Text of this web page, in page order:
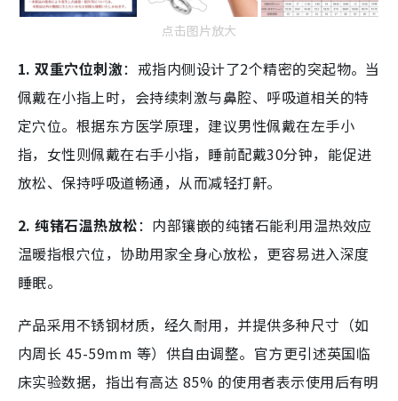
点击图片放大
1. 双重穴位刺激：戒指内侧设计了2个精密的突起物。当
佩戴在小指上时，会持续刺激与鼻腔、呼吸道相关的特
定穴位。根据东方医学原理，建议男性佩戴在左手小
指，女性则佩戴在右手小指，睡前配戴30分钟，能促进
放松、保持呼吸道畅通，从而减轻打鼾。
2. 纯锗石温热放松：内部镶嵌的纯锗石能利用温热效应
温暖指根穴位，协助用家全身心放松，更容易进入深度
睡眠。
产品采用不锈钢材质，经久耐用，并提供多种尺寸（如
内周长 45-59mm 等）供自由调整。官方更引述英国临
床实验数据，指出有高达 85% 的使用者表示使用后有明